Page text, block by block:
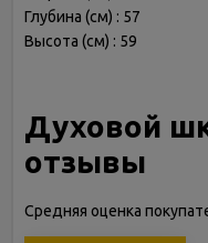
Глубина (см) : 57
Высота (см) : 59
Духовой
отзывы
Средняя оценка